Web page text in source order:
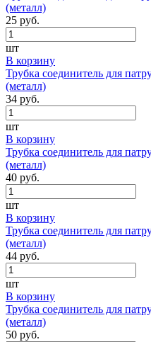
(металл)
25 руб.
шт
В корзину
Трубка соединитель для
(металл)
34 руб.
шт
В корзину
Трубка соединитель для
(металл)
40 руб.
шт
В корзину
Трубка соединитель для
(металл)
44 руб.
шт
В корзину
Трубка соединитель для
(металл)
50 руб.